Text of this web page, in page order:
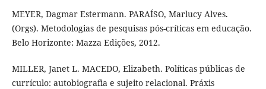
MEYER, Dagmar Estermann. PARAÍSO, Marlucy Alves.
(Orgs). Metodologias de pesquisas pós-críticas em educação.
Belo Horizonte: Mazza Edições, 2012.
MILLER, Janet L. MACEDO, Elizabeth. Políticas públicas de
currículo: autobiografia e sujeito relacional. Práxis